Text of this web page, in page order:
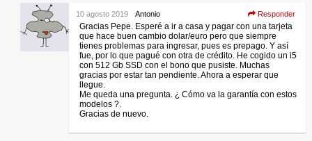
Antonio
10 agosto 2019 Responder
Gracias Pepe. Esperé a ir a casa y pagar con una tarjeta
que hace buen cambio dolar/euro pero que siempre
tienes problemas para ingresar, pues es prepago. Y así
fue, por lo que pagué con otra de crédito. He cogido un i5
con 512 Gb SSD con el bono que pusiste. Muchas
gracias por estar tan pendiente. Ahora a esperar que
llegue.
Me queda una pregunta. ¿ Cómo va la garantía con estos
modelos ?.
Gracias de nuevo.